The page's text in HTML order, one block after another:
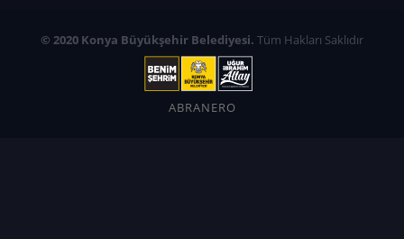
© 2020 Konya Büyükşehir Belediyesi. Tüm Hakları Saklıdır
ABRANERO